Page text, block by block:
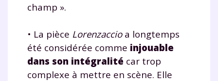
champ ».
• La pièce Lorenzaccioa longtemps
été considérée comme injouable
dans son intégralité car trop
complexe à mettre en scène. Elle